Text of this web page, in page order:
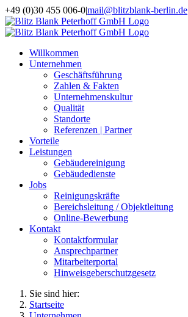
Zum
Inhalt
springen
+49 (0)30 455 006-0|mail@blitzblank-berlin.de
Willkommen
Unternehmen
Geschäftsführung
Zahlen & Fakten
Unternehmenskultur
Qualität
Standorte
Referenzen | Partner
Vorteile
Leistungen
Gebäudereinigung
Gebäudedienste
Jobs
Reinigungskräfte
Bereichsleitung / Objektleitung
Online-Bewerbung
Kontakt
Kontaktformular
Ansprechpartner
Mitarbeiterportal
Hinweisgeberschutzgesetz
Sie sind hier:
Startseite